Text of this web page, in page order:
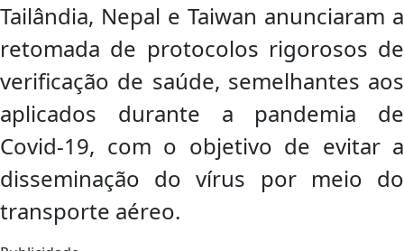
Tailândia, Nepal e Taiwan anunciaram a
retomada de protocolos rigorosos de
verificação de saúde, semelhantes aos
aplicados durante a pandemia de
Covid-19, com o objetivo de evitar a
disseminação do vírus por meio do
transporte aéreo.